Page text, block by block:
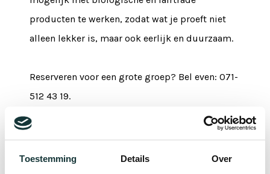
Toestemming Details Over
producten te werken, zodat wat je proeft niet
alleen lekker is, maar ook eerlijk en duurzaam.
Reserveren voor een grote groep? Bel even: 071-
512 43 19.
Café Pieter Menukaart (NL) – Menu (EN)